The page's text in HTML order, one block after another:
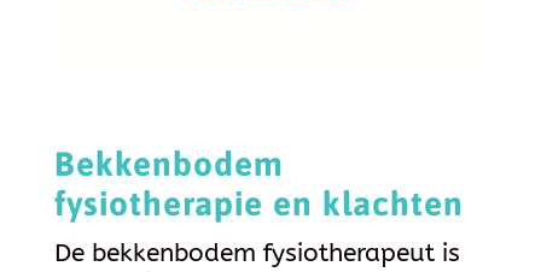
Bekkenbodem
fysiotherapie en klachten
De bekkenbodem fysiotherapeut is